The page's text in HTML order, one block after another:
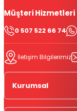
Müşteri Hizmetleri
0 507 522 66 74
İletişim Bilgilerimiz
Kurumsal